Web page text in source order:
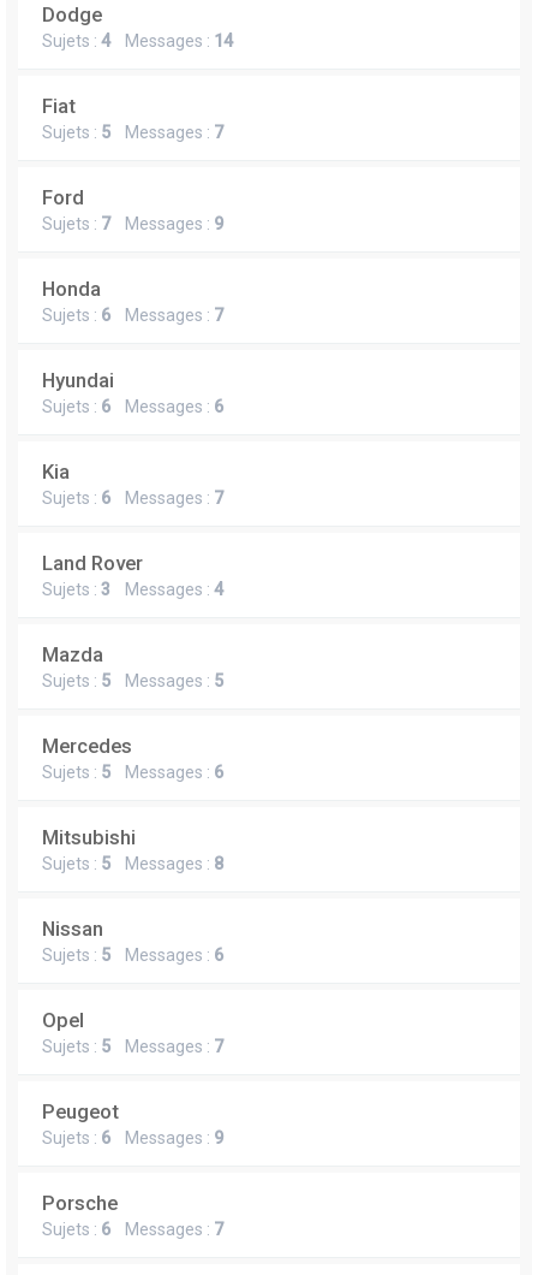
Dodge
Sujets : 4Messages : 14
Fiat
Sujets : 5 Messages : 7
Ford
Sujets : 7Messages : 9
Honda
Sujets : 6 Messages : 7
Hyundai
Sujets : 6 Messages : 6
Kia
Sujets : 6 Messages : 7
Land Rover
Sujets : 3 Messages : 4
Mazda
Sujets : 5 Messages : 5
Mercedes
Sujets : 5 Messages : 6
Mitsubishi
Sujets : 5 Messages : 8
Nissan
Sujets : 5 Messages : 6
Opel
Sujets : 5 Messages : 7
Peugeot
Sujets : 6 Messages : 9
Porsche
Sujets : 6 Messages : 7